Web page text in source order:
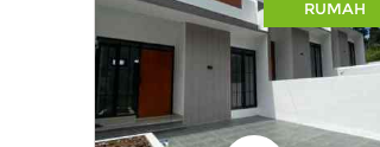
RUMAH